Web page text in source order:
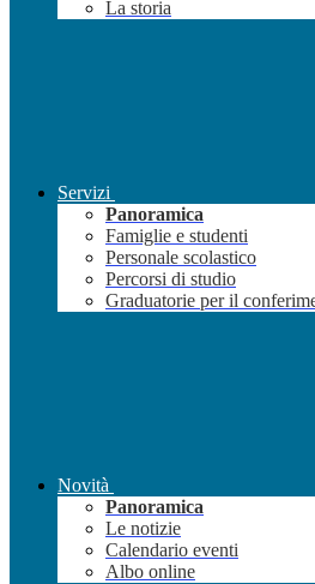
La storia
Servizi
Panoramica
Famiglie e studenti
Personale scolastico
Percorsi di studio
Graduatorie per il
Novità
Panoramica
Le notizie
Calendario eventi
Albo online